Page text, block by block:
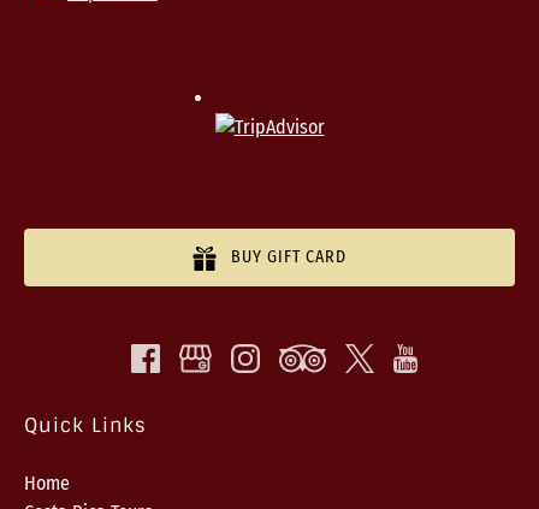
BUY GIFT CARD
Quick Links
Home